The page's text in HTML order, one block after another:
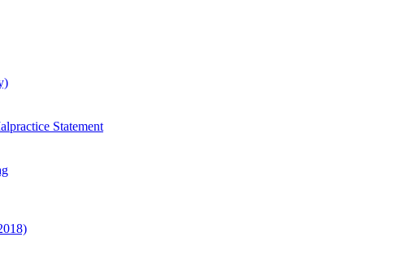
Statement